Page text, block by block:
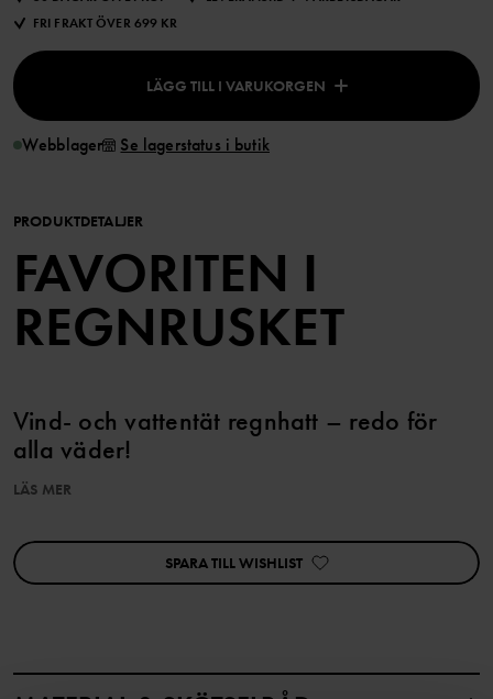
FRI FRAKT ÖVER 699 KR
LÄGG TILL I VARUKORGEN
Webblager Se lagerstatus i butik
PRODUKTDETALJER
FAVORITEN I
REGNRUSKET
Vind- och vattentät regnhatt – redo för
alla väder!
• Tejpade sömmar
• Tillverkad i samma slitstarka material som vår klassiska skaljacka
Stormy
• Printad reflex logga framtill
LÄS MER
SPARA TILL WISHLIST